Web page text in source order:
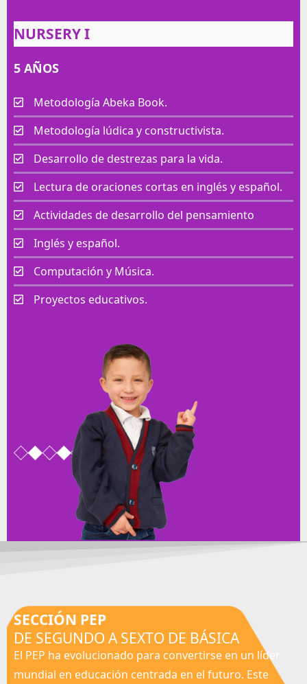
NURSERY I
5 AÑOS
Metodología Abeka Book.
Metodología lúdica y constructivista.
Desarrollo de destrezas para la vida.
Lectura de oraciones cortas en inglés y español.
Actividades de desarrollo del pensamiento
Inglés y español.
Computación y Música.
Proyectos educativos.
SECCIÓN PEP
DE SEGUNDO A SEXTO DE BÁSICA
El PEP ha evolucionado para convertirse en un líder
mundial en educación centrada en el futuro. Este